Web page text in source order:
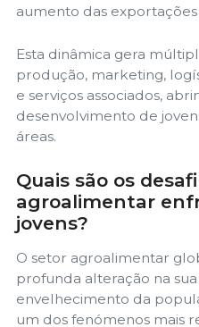
aumento das exportações
Esta dinâmica gera
produção, marketing,
e serviços associados,
desenvolvimento de
áreas.
Quais são os
agroalimentar
jovens?
O setor agroalimentar
profunda alteração na
envelhecimento da
um dos fenómenos mais